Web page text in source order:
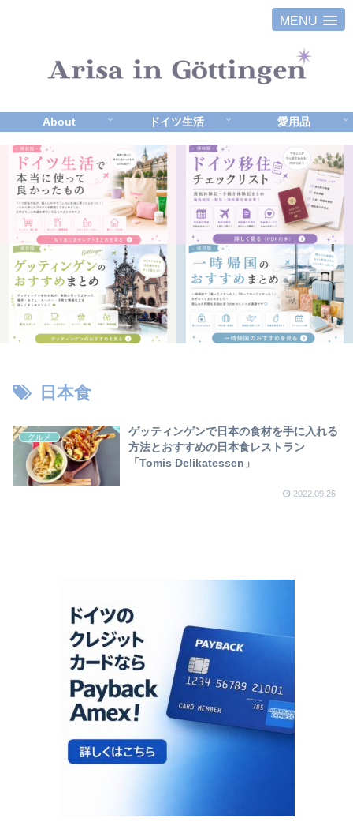
MENU
About ドイツ生活 愛用品
日本食
グルメ
ゲッティンゲンで日本の食材を手に入れる
方法とおすすめの日本食レストラン
「Tomis Delikatessen」
2022.09.26